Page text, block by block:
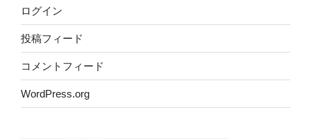
ログイン
投稿フィード
コメントフィード
WordPress.org